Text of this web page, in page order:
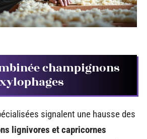
champignons
signalent une hausse des
lignivores et capricornes